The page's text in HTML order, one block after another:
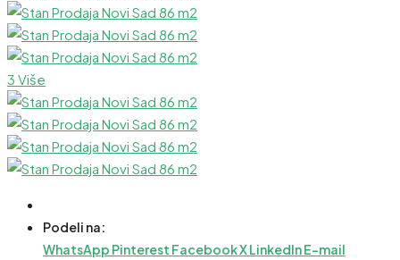
3 Više
Podeli na:
WhatsApp Pinterest FacebookXLinkedInE-mail